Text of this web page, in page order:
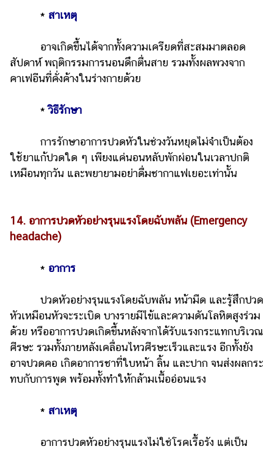
* สาเหตุ
อาจเกิดขึ้นได้จากทั้งความเครียดที่สะสมมาตลอด
สัปดาห์ พฤติกรรมการนอนดึกตื่นสาย รวมทั้งผลพวงจาก
คาเฟอีนที่คั่งค้างในร่างกายด้วย
*วิธีรักษา
การรักษาอาการปวดหัวในช่วงวันหยุดไม่จำเป็นต้อง
ใช้ยาแก้ปวดใด ๆ เพียงแค่นอนหลับพักผ่อนในเวลาปกติ
เหมือนทุกวัน และพยายามอย่าดื่มชากาแฟเยอะเท่านั้น
14. อาการปวดหัวอย่างรุนแรงโดยฉับพลัน (Emergency
headache)
* อาการ
ปวดหัวอย่างรุนแรงโดยฉับพลัน หน้ามืด และรู้สึกปวด
หัวเหมือนหัวจะระเบิด บางรายมีไข้และความดันโลหิตสูงร่วม
ด้วย หรืออาการปวดเกิดขึ้นหลังจากได้รับแรงกระแทกบริเวณ
ศีรษะ รวมทั้งภายหลังเคลื่อนไหวศีรษะเร็วและแรง อีกทั้งยัง
อาจปวดคอ เกิดอาการชาที่ใบหน้า ลิ้น และปาก จนส่งผลกระ
ทบกับการพูด พร้อมทั้งทำให้กล้ามเนื้ออ่อนแรง
* สาเหตุ
อาการปวดหัวอย่างรุนแรงไม่ใช่โรคเรื้อรัง แต่เป็น